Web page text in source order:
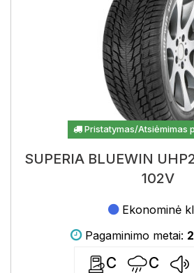
Pristatymas/Atsiėmimas
SUPERIA BLUEWIN
102V
Ekonominė
Pagaminimo metai:
C C